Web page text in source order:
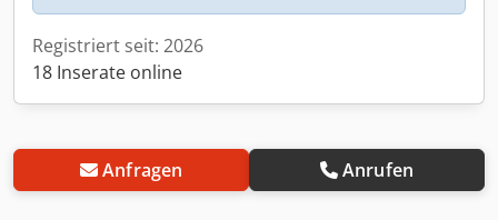
Registriert seit: 2026
18 Inserate online
Anfragen Anrufen